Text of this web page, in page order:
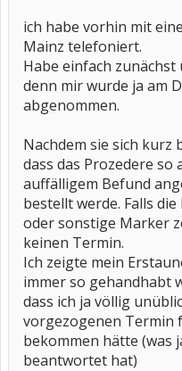
ich habe vorhin mit
Mainz telefoniert.
Habe einfach
denn mir wurde ja am
abgenommen.
Nachdem sie sich kurz
dass das Prozedere so
auffälligem Befund
bestellt werde. Falls
oder sonstige Marker
keinen Termin.
Ich zeigte mein
immer so gehandhabt
dass ich ja völlig
vorgezogenen Termin
bekommen hätte (was
beantwortet hat)